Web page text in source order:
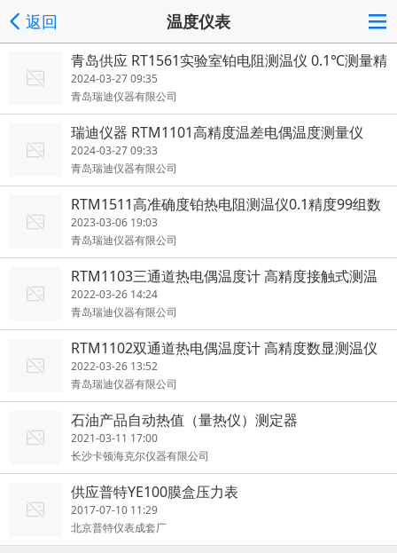
返回 温度仪表
青岛供应 RT1561实验室铂电阻测温仪 0.1℃测量精
度
2024-03-27 09:35
青岛瑞迪仪器有限公司
瑞迪仪器 RTM1101高精度温差电偶温度测量仪
2024-03-27 09:33
青岛瑞迪仪器有限公司
RTM1511高准确度铂热电阻测温仪0.1精度99组数
据存储
2023-03-06 19:03
青岛瑞迪仪器有限公司
RTM1103三通道热电偶温度计 高精度接触式测温
仪厂家
2022-03-26 14:24
青岛瑞迪仪器有限公司
RTM1102双通道热电偶温度计 高精度数显测温仪
厂家
2022-03-26 13:52
青岛瑞迪仪器有限公司
石油产品自动热值（量热仪）测定器
2021-03-11 17:00
长沙卡顿海克尔仪器有限公司
供应普特YE100膜盒压力表
2017-07-10 11:29
北京普特仪表成套厂